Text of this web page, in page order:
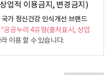
가 정신건강 인식개선 브랜드
"공공누리 4유형(출처표시, 상업
이용 할 수 있습니다.